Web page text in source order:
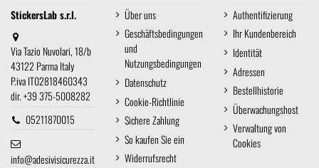
StickersLab s.r.l.
Via Tazio Nuvolari, 18/b
43122 Parma Italy
P.iva IT02818460343
dir. +39 375-5008282
05211870015
info@adesivisicurezza.it
Über uns
Geschäftsbedingungen
und
Nutzungsbedingungen
Datenschutz
Cookie-Richtlinie
Sichere Zahlung
So kaufen Sie ein
Widerrufsrecht
Authentifizierung
Ihr Kundenbereich
Identität
Adressen
Bestellhistorie
Überwachungshost
Verwaltung von
Cookies